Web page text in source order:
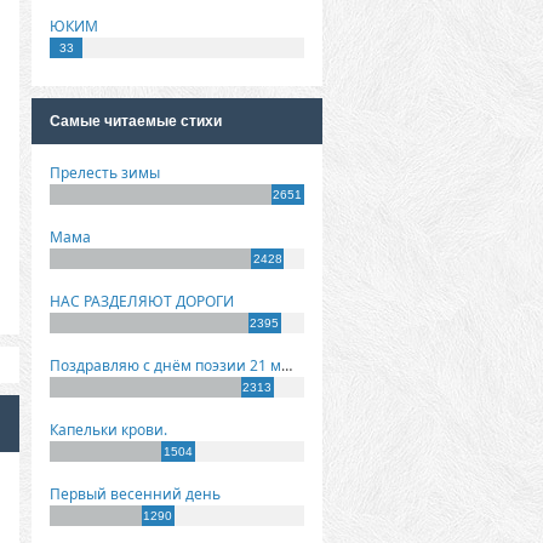
ЮКИМ
33
Самые читаемые стихи
Прелесть зимы
2651
Мама
2428
НАС РАЗДЕЛЯЮТ ДОРОГИ
2395
Поздравляю с днём поэзии 21 марта!
2313
Капельки крови.
1504
Первый весенний день
1290